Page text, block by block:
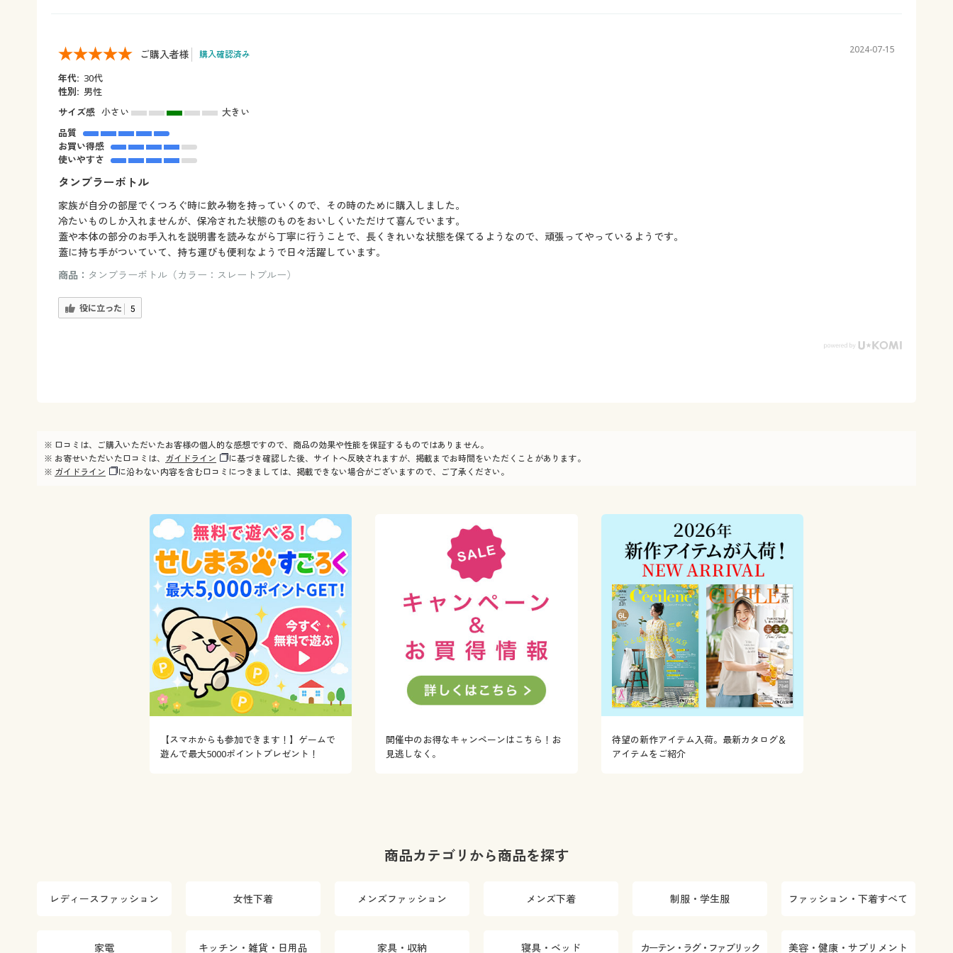
ご購入者様 購入確認済み 2024-07-15
年代: 30代
性別: 男性
サイズ感 小さい
大きい
品質
お買い得感
使いやすさ
タンブラーボトル
家族が自分の部屋でくつろぐ時に飲み物を持っていくので、その時のために購入しました。
冷たいものしか入れませんが、保冷された状態のものをおいしくいただけて喜んでいます。
蓋や本体の部分のお手入れを説明書を読みながら丁寧に行うことで、長くきれいな状態を保てるようなので、頑張ってやっているようです。
蓋に持ち手がついていて、持ち運びも便利なようで日々活躍しています。
商品： タンブラーボトル（カラー：スレートブルー）
役に立った 5
※ 口コミは、ご購入いただいたお客様の個人的な感想ですので、商品の効果や性能を保証するものではありません。
※ お寄せいただいた口コミは、 ガイドライン
に基づき確認した後、サイトへ反映されますが、掲載までお時間をいただくことがあります。
※ ガイドライン に沿わない内容を含む口コミにつきましては、掲載できない場合がございますので、ご了承ください。
【スマホからも参加できます！】ゲームで
遊んで最大5000ポイントプレゼント！
開催中のお得なキャンペーンはこちら！お
見逃しなく。
待望の新作アイテム入荷。最新カタログ＆
アイテムをご紹介
商品カテゴリから商品を探す
レディースファッション 女性下着 メンズファッション メンズ下着 制服・学生服 ファッション・下着すべて
家電 キッチン・雑貨・日用品 家具・収納 寝具・ベッド カーテン・ラグ・ファブリック 美容・健康・サプリメント